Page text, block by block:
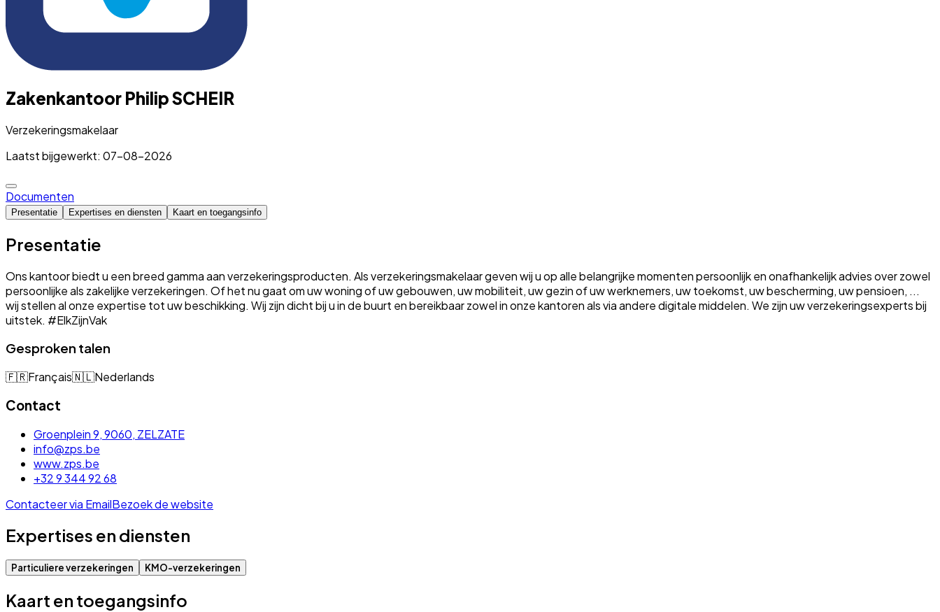
Zakenkantoor Philip SCHEIR
Verzekeringsmakelaar
Laatst bijgewerkt: 07-08-2026
Documenten
Presentatie Expertises en diensten Kaart en toegangsinfo
Presentatie
Ons kantoor biedt u een breed gamma aan verzekeringsproducten. Als verzekeringsmakelaar geven wij u op alle belangrijke momenten persoonlijk en onafhankelijk advies over zowel
persoonlijke als zakelijke verzekeringen. Of het nu gaat om uw woning of uw gebouwen, uw mobiliteit, uw gezin of uw werknemers, uw toekomst, uw bescherming, uw pensioen, ...
wij stellen al onze expertise tot uw beschikking. Wij zijn dicht bij u in de buurt en bereikbaar zowel in onze kantoren als via andere digitale middelen. We zijn uw verzekeringsexperts bij
uitstek. #ElkZijnVak
Gesproken talen
🇫🇷Français🇳🇱Nederlands
Contact
Groenplein 9, 9060, ZELZATE
info@zps.be
www.zps.be
+32 9 344 92 68
Contacteer via EmailBezoek de website
Expertises en diensten
Particuliere verzekeringen KMO-verzekeringen
Kaart en toegangsinfo